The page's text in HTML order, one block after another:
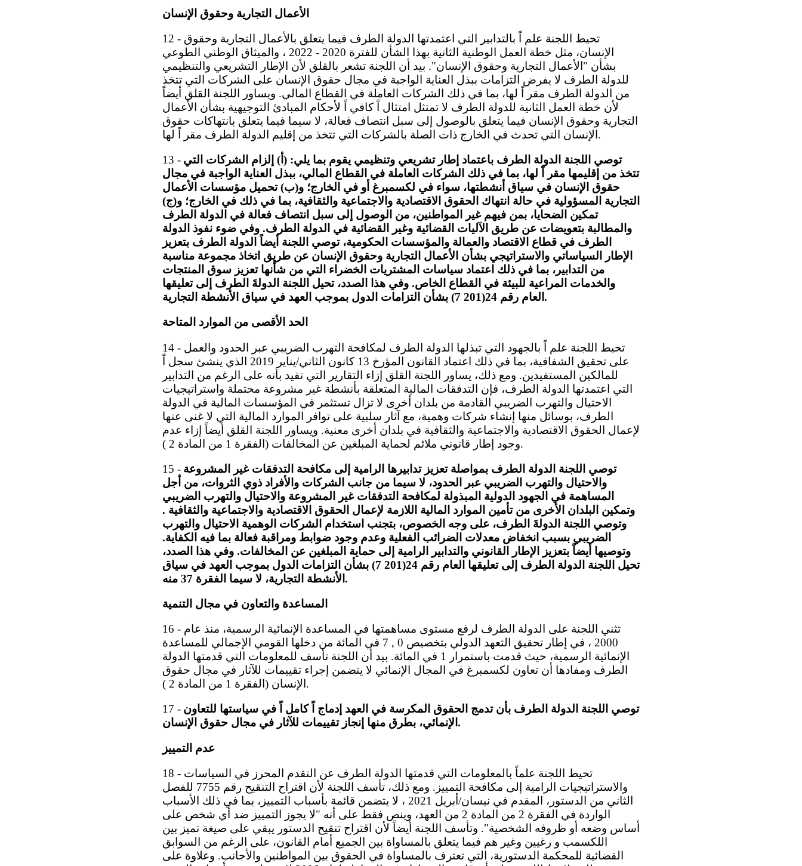
الأعمال التجارية وحقوق الإنسان
12 - تحيط اللجنة علم اً بالتدابير التي اعتمدتها الدولة الطرف فيما يتعلق بالأعمال التجارية وحقوق
الإنسان، مثل خطة العمل الوطنية الثانية بهذا الشأن للفترة 2020 - 2022 ، والميثاق الوطني الطوعي
بشأن "الأعمال التجارية وحقوق الإنسان". بيد أن اللجنة تشعر بالقلق لأن الإطار التشريعي والتنظيمي
للدولة الطرف لا يفرض التزامات ببذل العناية الواجبة في مجال حقوق الإنسان على الشركات التي تتخذ
من الدولة الطرف مقر اً لها، بما في ذلك الشركات العاملة في القطاع المالي. ويساور اللجنة القلق أيضاً
لأن خطة العمل الثانية للدولة الطرف لا تمتثل امتثال اً كافي اً لأحكام المبادئ التوجيهية بشأن الأعمال
التجارية وحقوق الإنسان فيما يتعلق بالوصول إلى سبل انتصاف فعالة، لا سيما فيما يتعلق بانتهاكات حقوق
الإنسان التي تحدث في الخارج ذات الصلة بالشركات التي تتخذ من إقليم الدولة الطرف مقر اً لها.
13 - توصي اللجنة الدولة الطرف باعتماد إطار تشريعي وتنظيمي يقوم بما يلي: (أ) إلزام الشركات التي
تتخذ من إقليمها مقر اً لها، بما في ذلك الشركات العاملة في القطاع المالي، ببذل العناية الواجبة في مجال
حقوق الإنسان في سياق أنشطتها، سواء في لكسمبرغ أو في الخارج؛ و(ب) تحميل مؤسسات الأعمال
التجارية المسؤولية في حالة انتهاك الحقوق الاقتصادية والاجتماعية والثقافية، بما في ذلك في الخارج؛ و(ج)
تمكين الضحايا، بمن فيهم غير المواطنين، من الوصول إلى سبل انتصاف فعالة في الدولة الطرف
والمطالبة بتعويضات عن طريق الآليات القضائية وغير القضائية في الدولة الطرف. وفي ضوء نفوذ الدولة
الطرف في قطاع الاقتصاد والعمالة والمؤسسات الحكومية، توصي اللجنة أيضاً الدولة الطرف بتعزيز
الإطار السياساتي والاستراتيجي بشأن الأعمال التجارية وحقوق الإنسان عن طريق اتخاذ مجموعة مناسبة
من التدابير، بما في ذلك اعتماد سياسات المشتريات الخضراء التي من شأنها تعزيز سوق المنتجات
والخدمات المراعية للبيئة في القطاع الخاص. وفي هذا الصدد، تحيل اللجنة الدولةَ الطرف إلى تعليقها
العام رقم 24(201 7) بشأن التزامات الدول بموجب العهد في سياق الأنشطة التجارية.
الحد الأقصى من الموارد المتاحة
14 - تحيط اللجنة علم اً بالجهود التي تبذلها الدولة الطرف لمكافحة التهرب الضريبي عبر الحدود والعمل
على تحقيق الشفافية، بما في ذلك اعتماد القانون المؤرخ 13 كانون الثاني/يناير 2019 الذي ينشئ سجل اً
للمالكين المستفيدين. ومع ذلك، يساور اللجنة القلق إزاء التقارير التي تفيد بأنه على الرغم من التدابير
التي اعتمدتها الدولة الطرف، فإن التدفقات المالية المتعلقة بأنشطة غير مشروعة محتملة واستراتيجيات
الاحتيال والتهرب الضريبي القادمة من بلدان أخرى لا تزال تستثمر في المؤسسات المالية في الدولة
الطرف، بوسائل منها إنشاء شركات وهمية، مع آثار سلبية على توافر الموارد المالية التي لا غنى عنها
لإعمال الحقوق الاقتصادية والاجتماعية والثقافية في بلدان أخرى معنية. ويساور اللجنة القلق أيضاً إزاء عدم
وجود إطار قانوني ملائم لحماية المبلغين عن المخالفات (الفقرة 1 من المادة 2 ).
15 - توصي اللجنة الدولة الطرف بمواصلة تعزيز تدابيرها الرامية إلى مكافحة التدفقات غير المشروعة
والاحتيال والتهرب الضريبي عبر الحدود، لا سيما من جانب الشركات والأفراد ذوي الثروات، من أجل
المساهمة في الجهود الدولية المبذولة لمكافحة التدفقات غير المشروعة والاحتيال والتهرب الضريبي
وتمكين البلدان الأخرى من تأمين الموارد المالية اللازمة لإعمال الحقوق الاقتصادية والاجتماعية والثقافية .
وتوصي اللجنة الدولةَ الطرف، على وجه الخصوص، بتجنب استخدام الشركات الوهمية الاحتيال والتهرب
الضريبي بسبب انخفاض معدلات الضرائب الفعلية وعدم وجود ضوابط ومراقبة فعالة بما فيه الكفاية.
وتوصيها أيضاً بتعزيز الإطار القانوني والتدابير الرامية إلى حماية المبلغين عن المخالفات. وفي هذا الصدد،
تحيل اللجنة الدولة الطرف إلى تعليقها العام رقم 24(201 7) بشأن التزامات الدول بموجب العهد في سياق
الأنشطة التجارية، لا سيما الفقرة 37 منه.
المساعدة والتعاون في مجال التنمية
16 - تثني اللجنة على الدولة الطرف لرفع مستوى مساهمتها في المساعدة الإنمائية الرسمية، منذ عام
2000 ، في إطار تحقيق التعهد الدولي بتخصيص 0 , 7 في المائة من دخلها القومي الإجمالي للمساعدة
الإنمائية الرسمية، حيث قدمت باستمرار 1 في المائة. بيد أن اللجنة تأسف للمعلومات التي قدمتها الدولة
الطرف ومفادها أن تعاون لكسمبرغ في المجال الإنمائي لا يتضمن إجراء تقييمات للآثار في مجال حقوق
الإنسان (الفقرة 1 من المادة 2 ).
17 - توصي اللجنة الدولة الطرف بأن تدمج الحقوق المكرسة في العهد إدماج اً كامل اً في سياستها للتعاون
الإنمائي، بطرق منها إنجاز تقييمات للآثار في مجال حقوق الإنسان.
عدم التمييز
18 - تحيط اللجنة علماً بالمعلومات التي قدمتها الدولة الطرف عن التقدم المحرز في السياسات
والاستراتيجيات الرامية إلى مكافحة التمييز. ومع ذلك، تأسف اللجنة لأن اقتراح التنقيح رقم 7755 للفصل
الثاني من الدستور، المقدم في نيسان/أبريل 2021 ، لا يتضمن قائمة بأسباب التمييز، بما في ذلك الأسباب
الواردة في الفقرة 2 من المادة 2 من العهد، وينص فقط على أنه "لا يجوز التمييز ضد أي شخص على
أساس وضعه أو ظروفه الشخصية". وتأسف اللجنة أيضاً لأن اقتراح تنقيح الدستور يبقي على صيغة تميز بين
اللكسمب و رغيين وغير هم فيما يتعلق بالمساواة بين الجميع أمام القانون، على الرغم من السوابق
القضائية للمحكمة الدستورية، التي تعترف بالمساواة في الحقوق بين المواطنين والأجانب. وعلاوة على